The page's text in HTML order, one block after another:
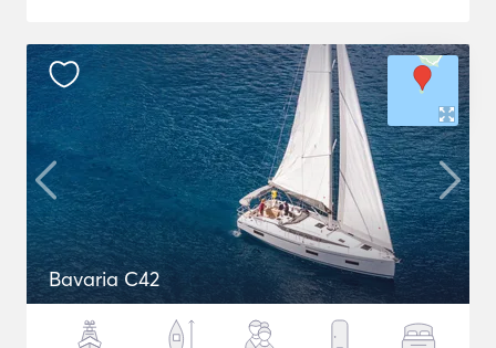
Bavaria C42